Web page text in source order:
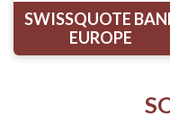
SWISSQUOTE
EUROPE